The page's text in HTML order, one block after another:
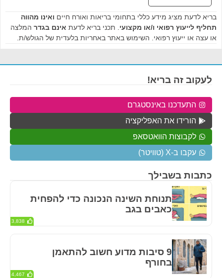
בריא לדעת מציג מידע כללי בתחומי בריאות ואורח חיים ואינו מהווה
תחליף לייעוץ רפואי ו/או מקצועי . תכני בריא לדעת אינם בגדר המלצה
או עצה או ייעוץ רפואי. השימוש באתר באחריות בלעדית של הגולש/ת.
כתבות בשבילך
תנוחת השינה הנכונה כדי להפחית
כאבים בגב
3,838
9 סיבות מדוע חשוב להתאמן
בחורף
4,467
לעקוב זה בריא!
התעדכנו באינסטגרם
הורידו את האפליקציה
לקבוצות הוואטסאפ
עקבו ב-X (טוויטר)